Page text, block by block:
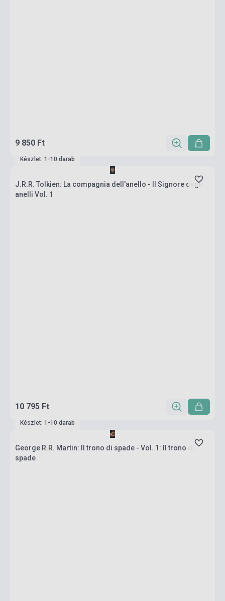
9 850 Ft
Készlet: 1-10 darab
J.R.R. Tolkien: La compagnia dell'anello - Il Signore degli
anelli Vol. 1
10 795 Ft
Készlet: 1-10 darab
George R.R. Martin: Il trono di spade - Vol. 1: Il trono di
spade